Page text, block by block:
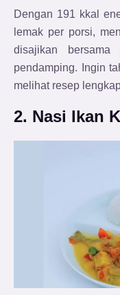
Dengan 191 kkal
lemak per porsi,
disajikan
pendamping. Ingin
melihat resep
2. Nasi Ikan